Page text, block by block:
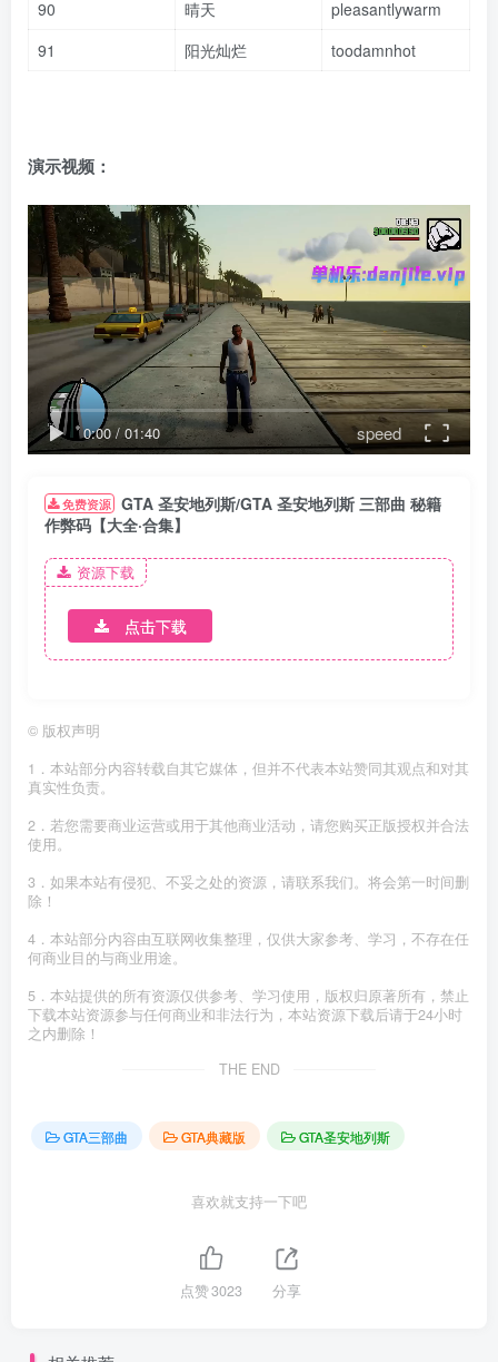
90
晴天
pleasantlywarm
91
阳光灿烂 toodamnhot
演示视频：
0:00/ 01:40 speed
免费资源 GTA 圣安地列斯/GTA 圣安地列斯 三部曲 秘籍
作弊码【大全·合集】
资源下载
点击下载
© 版权声明
1．本站部分内容转载自其它媒体，但并不代表本站赞同其观点和对其
真实性负责。
2．若您需要商业运营或用于其他商业活动，请您购买正版授权并合法
使用。
3．如果本站有侵犯、不妥之处的资源，请联系我们。将会第一时间删
除！
4．本站部分内容由互联网收集整理，仅供大家参考、学习，不存在任
何商业目的与商业用途。
5．本站提供的所有资源仅供参考、学习使用，版权归原著所有，禁止
下载本站资源参与任何商业和非法行为，本站资源下载后请于24小时
之内删除！
THE END
GTA三部曲 GTA典藏版 GTA圣安地列斯
喜欢就支持一下吧
点赞3023 分享